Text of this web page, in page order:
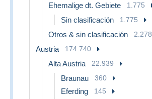
Ehemalige dt. Gebiete 1.775
Sin clasificación 1.775
Otros & sin clasificación 2.278
Austria 174.740
Alta Austria 22.939
Braunau 360
Eferding 145